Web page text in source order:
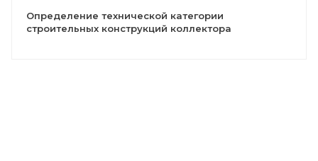
Определение технической категории
строительных конструкций коллектора